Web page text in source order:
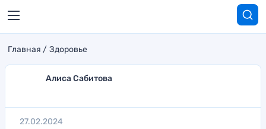
Главная Здоровье
Алиса Сабитова
27.02.2024